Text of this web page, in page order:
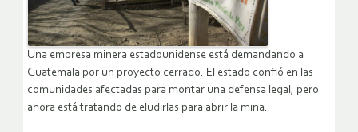
Una empresa minera estadounidense está demandando a
Guatemala por un proyecto cerrado. El estado confió en las
comunidades afectadas para montar una defensa legal, pero
ahora está tratando de eludirlas para abrir la mina.